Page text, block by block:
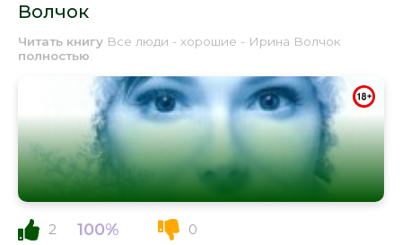
Волчок
Читать книгу Все люди - хорошие - Ирина Волчок
полностью
2 100% 0